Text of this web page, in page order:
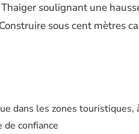
soulignant une
sous cent mètres
dans les zones touristiques,
confiance